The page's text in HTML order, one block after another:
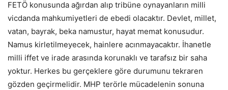
FETÖ konusunda ağırdan alıp tribüne oynayanların milli
vicdanda mahkumiyetleri de ebedi olacaktır. Devlet, millet,
vatan, bayrak, beka namustur, hayat memat konusudur.
Namus kirletilmeyecek, hainlere acınmayacaktır. İhanetle
milli iffet ve irade arasında korunaklı ve tarafsız bir saha
yoktur. Herkes bu gerçeklere göre durumunu tekraren
gözden geçirmelidir. MHP terörle mücadelenin sonuna